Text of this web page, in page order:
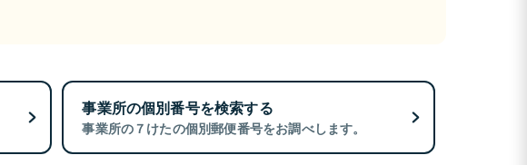
事業所の個別番号を検索する
事業所の７けたの個別郵便番号をお調べします。